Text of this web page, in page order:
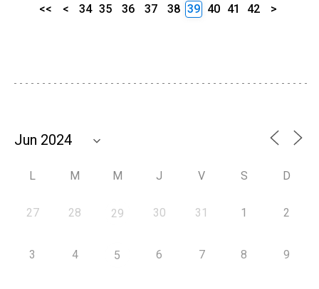
<< < 34 35 36 37 38 39 40 41 42 >
L M M J V S D
27 28 29 30 31 1 2
3 4 5 6 7 8 9